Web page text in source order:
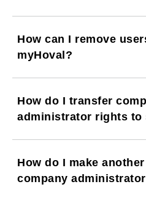
How can I remove
myHoval?
How do I transfer
administrator rights to
How do I make
company